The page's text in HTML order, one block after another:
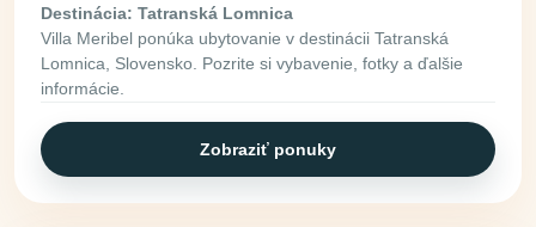
Destinácia: Tatranská Lomnica
Villa Meribel ponúka ubytovanie v destinácii Tatranská
Lomnica, Slovensko. Pozrite si vybavenie, fotky a ďalšie
informácie.
Zobraziť ponuky